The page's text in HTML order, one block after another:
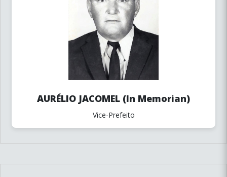
Sua dúvida pode virar resposta
AURÉLIO JACOMEL (In Memorian)
Vice-Prefeito